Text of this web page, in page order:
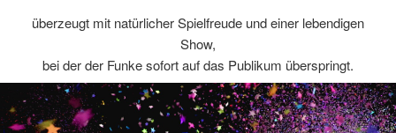
überzeugt mit natürlicher Spielfreude und einer lebendigen
Show,
bei der der Funke sofort auf das Publikum überspringt.